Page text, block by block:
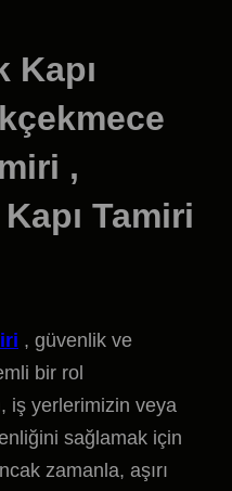
Kapı
,
Tamiri
, güvenlik ve
bir rol
iş yerlerimizin veya
sağlamak için
zamanla, aşırı